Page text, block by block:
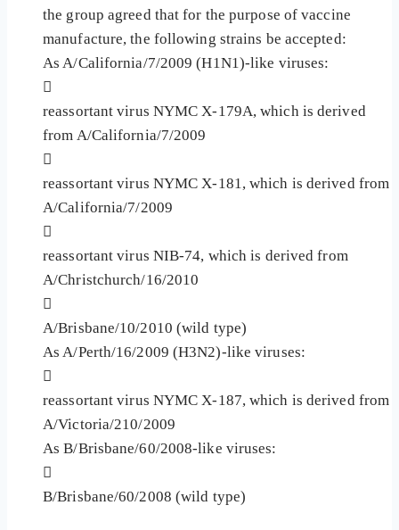
the group agreed that for the purpose of vaccine
manufacture, the following strains be accepted:
As A/California/7/2009 (H1N1)-like viruses:

reassortant virus NYMC X-179A, which is derived
from A/California/7/2009

reassortant virus NYMC X-181, which is derived from
A/California/7/2009

reassortant virus NIB-74, which is derived from
A/Christchurch/16/2010

A/Brisbane/10/2010 (wild type)
As A/Perth/16/2009 (H3N2)-like viruses:

reassortant virus NYMC X-187, which is derived from
A/Victoria/210/2009
As B/Brisbane/60/2008-like viruses:

B/Brisbane/60/2008 (wild type)